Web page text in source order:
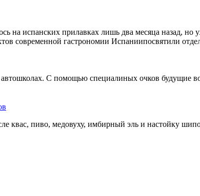
на испанских прилавках лишь два месяца назад, но
современной гастрономии Испаниипосвятили
С помощью специалиных очков будущие
квас, пиво, медовуху, имбирный эль и настойку